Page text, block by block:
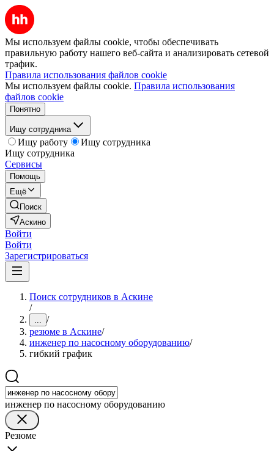
Мы используем файлы cookie, чтобы обеспечивать
правильную работу нашего веб-сайта и анализировать сетевой
трафик.
Правила использования файлов cookie
Мы используем файлы cookie. Правила использования
файлов cookie
Понятно
Ищу сотрудника
Ищу работу
Ищу сотрудника
Ищу сотрудника
Сервисы
Помощь
Ещё
Поиск
Аскино
Войти
Войти
Зарегистрироваться
Поиск сотрудников в Аскине
/
... /
резюме в Аскине/
инженер по насосному оборудованию/
гибкий график
инженер по насосному оборудованию
Резюме